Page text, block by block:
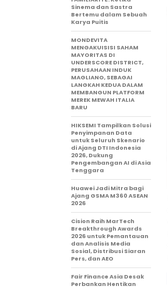
Sinema dan Sastra
Bertemu dalam Sebuah
Karya Puitis
MONDEVITA
MENGAKUISISI SAHAM
MAYORITAS DI
UNDERSCORE DISTRICT,
PERUSAHAAN INDUK
MAGLIANO, SEBAGAI
LANGKAH KEDUA DALAM
MEMBANGUN PLATFORM
MEREK MEWAH ITALIA
BARU
HIKSEMI Tampilkan Solusi
Penyimpanan Data
untuk Seluruh Skenario
di Ajang DTI Indonesia
2026, Dukung
Pengembangan AI di Asia
Tenggara
Huawei Jadi Mitra bagi
Ajang GSMA M360 ASEAN
2026
Cision Raih MarTech
Breakthrough Awards
2026 untuk Pemantauan
dan Analisis Media
Sosial, Distribusi Siaran
Pers, dan AEO
Fair Finance Asia Desak
Perbankan Hentikan